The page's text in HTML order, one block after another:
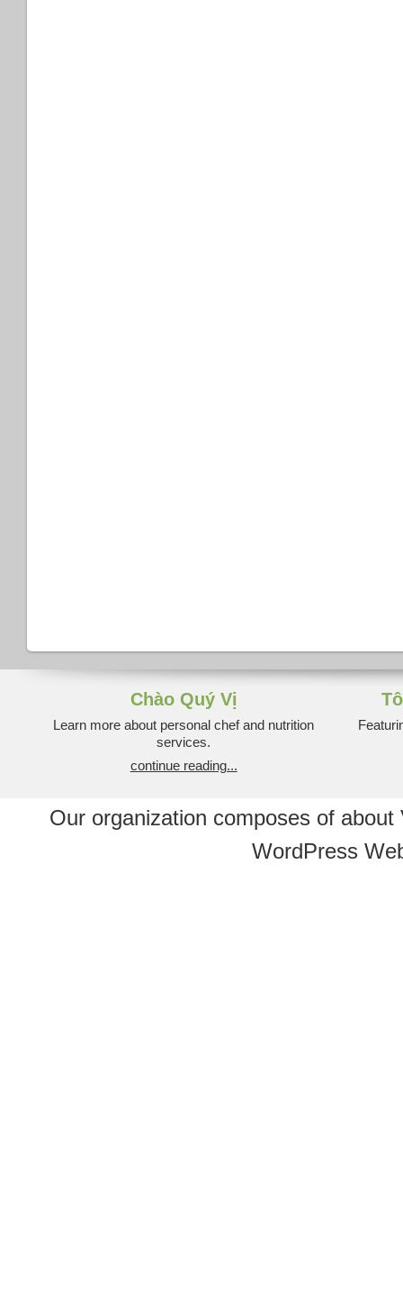
Chào Quý Vị
Learn more about personal chef and nutrition
services.
continue reading...
Our organization composes of
WordPress